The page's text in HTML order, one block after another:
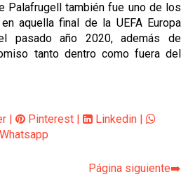
Palafrugell también fue uno de los
aquella final de la UEFA Europa
pasado año 2020, además de
tanto dentro como fuera del
| Pinterest | Linkedin |
Whatsapp
Página siguiente➡️